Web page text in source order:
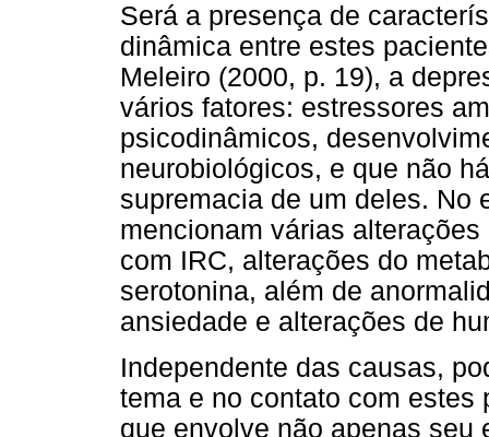
Será a presença de
dinâmica entre estes
Meleiro (2000, p. 19), a
vários fatores: estressores
psicodinâmicos,
neurobiológicos, e que não
supremacia de um deles. No
mencionam várias
com IRC, alterações do
serotonina, além de
ansiedade e alterações de
Independente das causas,
tema e no contato com estes
que envolve não apenas seu